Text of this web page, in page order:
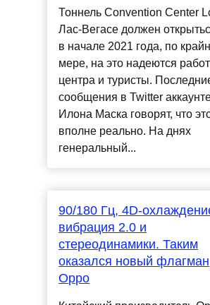
Тоннель Convention Center
Лас-Вегасе должен
в начале 2021 года, по
мере, на это надеются
центра и туристы.
сообщения в Twitter
Илона Маска говорят, что
вполне реально. На днях
генеральный...
90/180 Гц, 4D-
вибрация 2.0 и
стереодинамики. Таким
оказался новый флагман
Oppo